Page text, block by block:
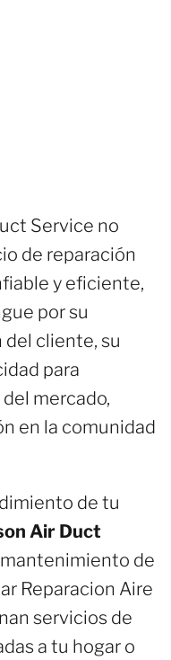
Service no
de reparación
y eficiente,
por su
cliente, su
para
mercado,
en la comunidad
de tu
Air Duct
de
Reparacion Aire
servicios de
a tu hogar o